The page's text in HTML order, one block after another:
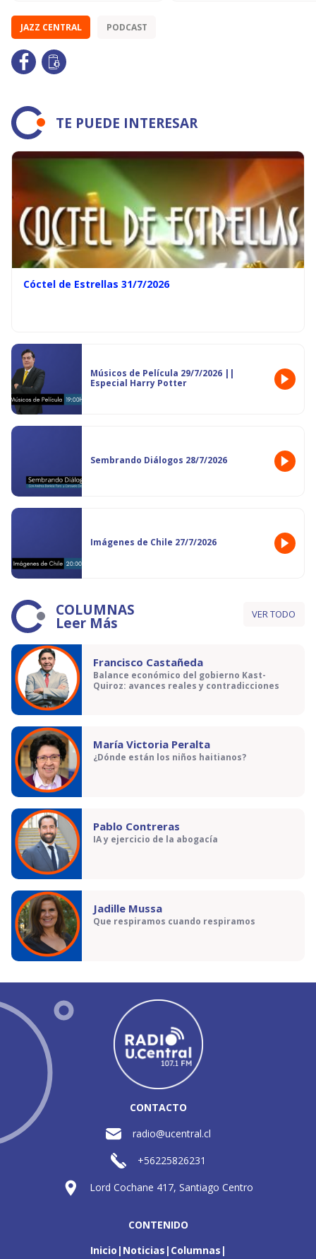
JAZZ CENTRAL PODCAST
TE PUEDE INTERESAR
Cóctel de Estrellas 31/7/2026
Músicos de Película 29/7/2026 ||
Especial Harry Potter
Sembrando Diálogos 28/7/2026
Imágenes de Chile 27/7/2026
COLUMNAS
Leer Más VER TODO
Francisco Castañeda
Balance económico del gobierno Kast-
Quiroz: avances reales y contradicciones
María Victoria Peralta
¿Dónde están los niños haitianos?
Pablo Contreras
IA y ejercicio de la abogacía
Jadille Mussa
Que respiramos cuando respiramos
CONTACTO
radio@ucentral.cl
+56225826231
Lord Cochane 417, Santiago Centro
CONTENIDO
Inicio Noticias Columnas